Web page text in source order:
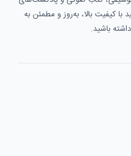
با کیفیت بالا، به‌روز و مطمئن به
باشید.